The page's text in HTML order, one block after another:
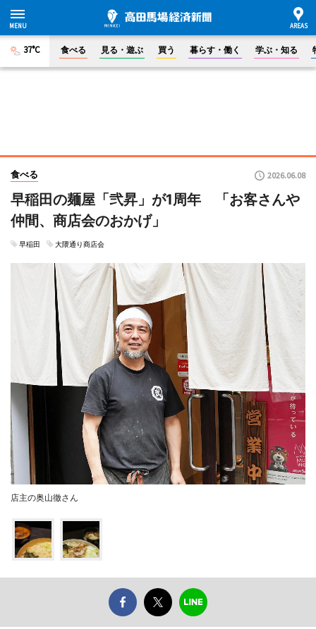
37°C 食べる 見る・遊ぶ 買う 暮らす・働く 学ぶ・知る
食べる 2026.06.08
早稲田の麺屋「弐昇」が1周年 「お客さんや
仲間、商店会のおかげ」
早稲田 大隈通り商店会
店主の奥山徹さん